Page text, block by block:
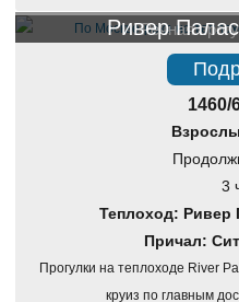
Речная
Ривер
1460/
3
Теплоход: Ривер
Причал:
Прогулки на теплоходе River
круиз по главным